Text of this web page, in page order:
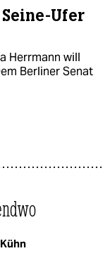
Ufer
Herrmann will
Berliner Senat